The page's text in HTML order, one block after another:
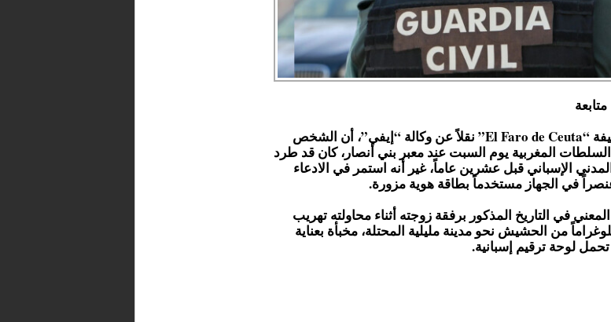
أوضحت صحيفة “El Faro de Ceuta” نقلاً عن وكالة “إيفي”، أن الشخص
المغربية يوم السبت عند معبر بني أنصار، كان قد طرد
الإسباني قبل عشرين عاماً، غير أنه استمر في الادعاء
عنصراً في الجهاز مستخدماً بطاقة هوية مزورة.
في التاريخ المذكور برفقة زوجته أثناء محاولته تهريب
30 كيلوغراماً من الحشيش نحو مدينة مليلية المحتلة، مخبأة بعناية
لوحة ترقيم إسبانية.